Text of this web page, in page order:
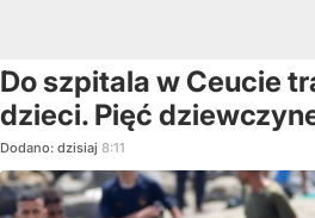
Do szpitala w Ceucie
dzieci. Pięć
Dodano: dzisiaj 8:11